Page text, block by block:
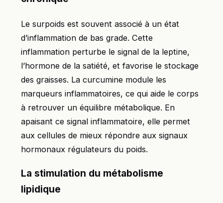
Le surpoids est souvent associé à un état
d’inflammation de bas grade. Cette
inflammation perturbe le signal de la leptine,
l’hormone de la satiété, et favorise le stockage
des graisses. La curcumine module les
marqueurs inflammatoires, ce qui aide le corps
à retrouver un équilibre métabolique. En
apaisant ce signal inflammatoire, elle permet
aux cellules de mieux répondre aux signaux
hormonaux régulateurs du poids.
La stimulation du métabolisme
lipidique